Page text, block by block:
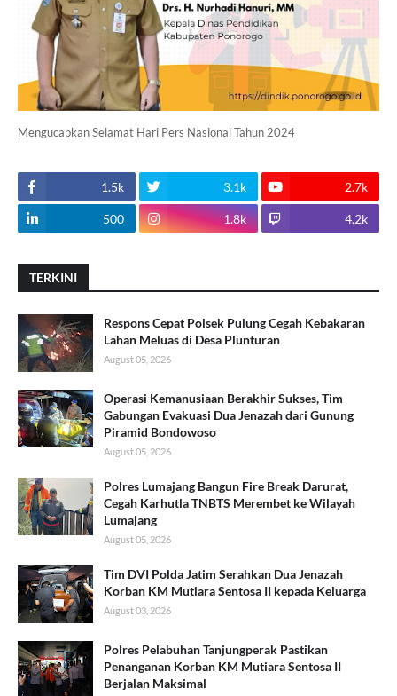
Mengucapkan Selamat Hari Pers Nasional Tahun 2024
1.5k 3.1k 2.7k
500 1.8k 4.2k
TERKINI
Respons Cepat Polsek Pulung Cegah Kebakaran
Lahan Meluas di Desa Plunturan
August 05, 2026
Operasi Kemanusiaan Berakhir Sukses, Tim
Gabungan Evakuasi Dua Jenazah dari Gunung
Piramid Bondowoso
August 05, 2026
Polres Lumajang Bangun Fire Break Darurat,
Cegah Karhutla TNBTS Merembet ke Wilayah
Lumajang
August 05, 2026
Tim DVI Polda Jatim Serahkan Dua Jenazah
Korban KM Mutiara Sentosa II kepada Keluarga
August 03, 2026
Polres Pelabuhan Tanjungperak Pastikan
Penanganan Korban KM Mutiara Sentosa II
Berjalan Maksimal